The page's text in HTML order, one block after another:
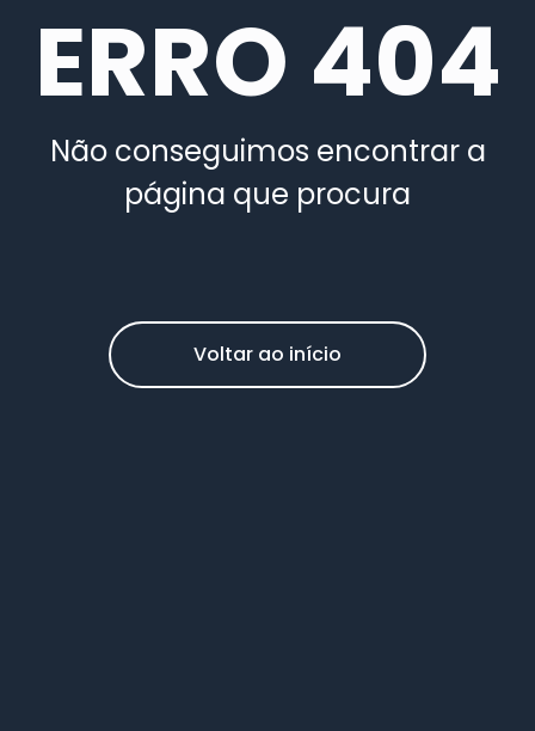
ERRO 404
Não conseguimos encontrar a
página que procura
Voltar ao início